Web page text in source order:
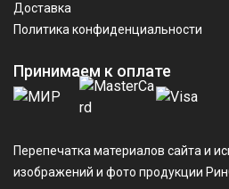
Доставка
Политика конфиденциальности
Принимаем к оплате
Перепечатка материалов сайта и
изображений и фото продукции